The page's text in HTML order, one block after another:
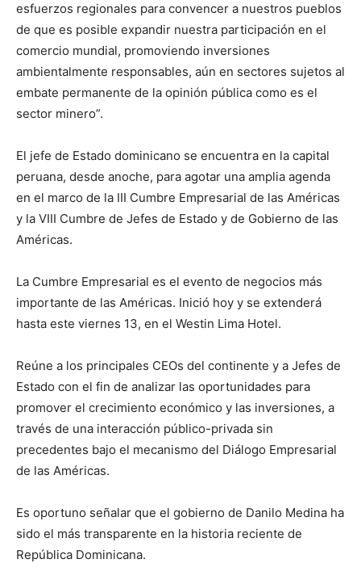
esfuerzos regionales para convencer a nuestros pueblos
de que es posible expandir nuestra participación en el
comercio mundial, promoviendo inversiones
ambientalmente responsables, aún en sectores sujetos al
embate permanente de la opinión pública como es el
sector minero”.
El jefe de Estado dominicano se encuentra en la capital
peruana, desde anoche, para agotar una amplia agenda
en el marco de la III Cumbre Empresarial de las Américas
y la VIII Cumbre de Jefes de Estado y de Gobierno de las
Américas.
La Cumbre Empresarial es el evento de negocios más
importante de las Américas. Inició hoy y se extenderá
hasta este viernes 13, en el Westin Lima Hotel.
Reúne a los principales CEOs del continente y a Jefes de
Estado con el fin de analizar las oportunidades para
promover el crecimiento económico y las inversiones, a
través de una interacción público-privada sin
precedentes bajo el mecanismo del Diálogo Empresarial
de las Américas.
Es oportuno señalar que el gobierno de Danilo Medina ha
sido el más transparente en la historia reciente de
República Dominicana.